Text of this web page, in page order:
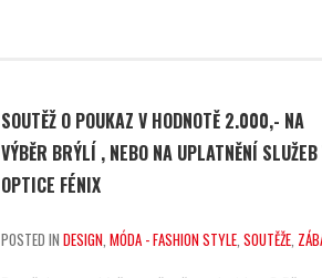
SOUTĚŽ O POUKAZ V HODNOTĚ 2.000,- NA
VÝBĚR BRÝLÍ , NEBO NA UPLATNĚNÍ SLUŽEB
OPTICE FÉNIX
POSTED IN DESIGN, MÓDA - FASHION STYLE, SOUTĚŽE,